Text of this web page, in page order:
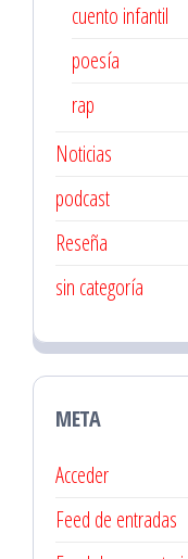
cuento infantil
poesía
rap
Noticias
podcast
Reseña
sin categoría
META
Acceder
Feed de entradas